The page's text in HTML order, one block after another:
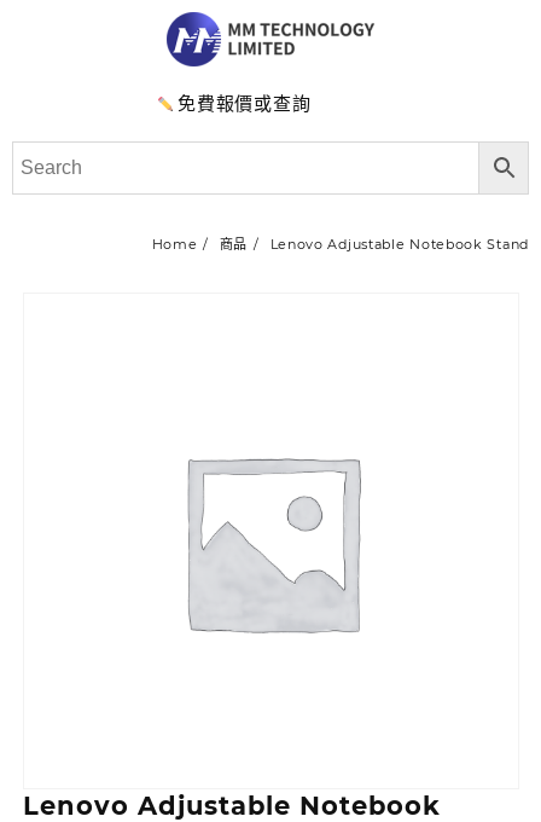
免費報價或查詢
Home 商品 Lenovo Adjustable Notebook Stand
Lenovo Adjustable Notebook